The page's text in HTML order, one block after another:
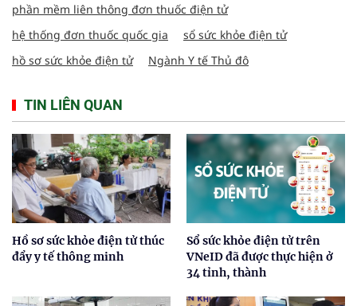
phần mềm liên thông đơn thuốc điện tử
hệ thống đơn thuốc quốc gia
sổ sức khỏe điện tử
hồ sơ sức khỏe điện tử
Ngành Y tế Thủ đô
TIN LIÊN QUAN
Hồ sơ sức khỏe điện tử thúc
đẩy y tế thông minh
Sổ sức khỏe điện tử trên
VNeID đã được thực hiện ở
34 tỉnh, thành